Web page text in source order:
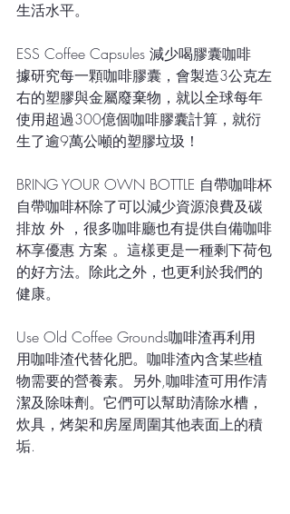
生活水平。
ESS Coffee Capsules 減少喝膠囊咖啡
據研究每一顆咖啡膠囊，會製造3公克左
右的塑膠與金屬廢棄物，就以全球每年
使用超過300億個咖啡膠囊計算，就衍
生了逾9萬公噸的塑膠垃圾！
BRING YOUR OWN BOTTLE 自帶咖啡杯
自帶咖啡杯除了可以減少資源浪費及碳
排放 外 ，很多咖啡廳也有提供自備咖啡
杯享優惠 方案 。這樣更是一種剩下荷包
的好方法。除此之外，也更利於我們的
健康。
Use Old Coffee Grounds咖啡渣再利用
用咖啡渣代替化肥。咖啡渣內含某些植
物需要的營養素。另外,咖啡渣可用作清
潔及除味劑。它們可以幫助清除水槽，
炊具，烤架和房屋周圍其他表面上的積
垢.